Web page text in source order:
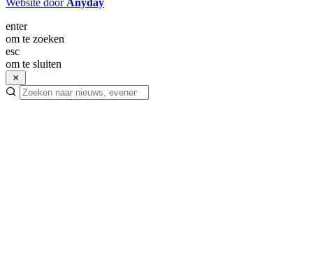
Website doorAnyday
enter
om te zoeken
esc
om te sluiten